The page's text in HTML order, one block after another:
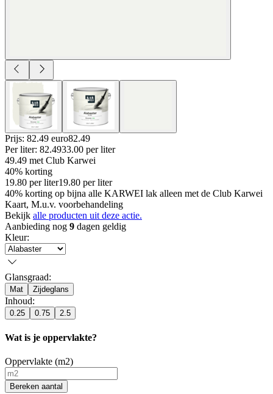
Prijs: 82.49 euro82.49
Per liter: 82.4933.00 per liter
49.49 met Club Karwei
40% korting
19.80 per liter19.80 per liter
40% korting op bijna alle KARWEI lak alleen met de Club Karwei
Kaart, M.u.v. voorbehandeling
Bekijk alle producten uit deze actie.
Aanbieding nog 9 dagen geldig
Kleur:
Glansgraad:
Mat Zijdeglans
Inhoud:
0.25 0.75 2.5
Wat is je oppervlakte?
Oppervlakte (m2)
Bereken aantal